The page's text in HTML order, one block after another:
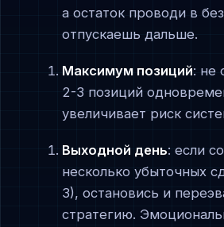
а остаток проводи в
отпускаешь дальше.
Максимум позиций: не
2-3 позиций
увеличивает риск
Выходной день: если
несколько убыточных
3), остановись и
стратегию.